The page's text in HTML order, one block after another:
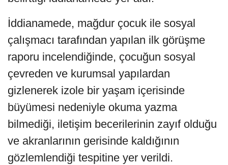
İddianamede, mağdur çocuk ile sosyal
çalışmacı tarafından yapılan ilk görüşme
raporu incelendiğinde, çocuğun sosyal
çevreden ve kurumsal yapılardan
gizlenerek izole bir yaşam içerisinde
büyümesi nedeniyle okuma yazma
bilmediği, iletişim becerilerinin zayıf olduğu
ve akranlarının gerisinde kaldığının
gözlemlendiği tespitine yer verildi.